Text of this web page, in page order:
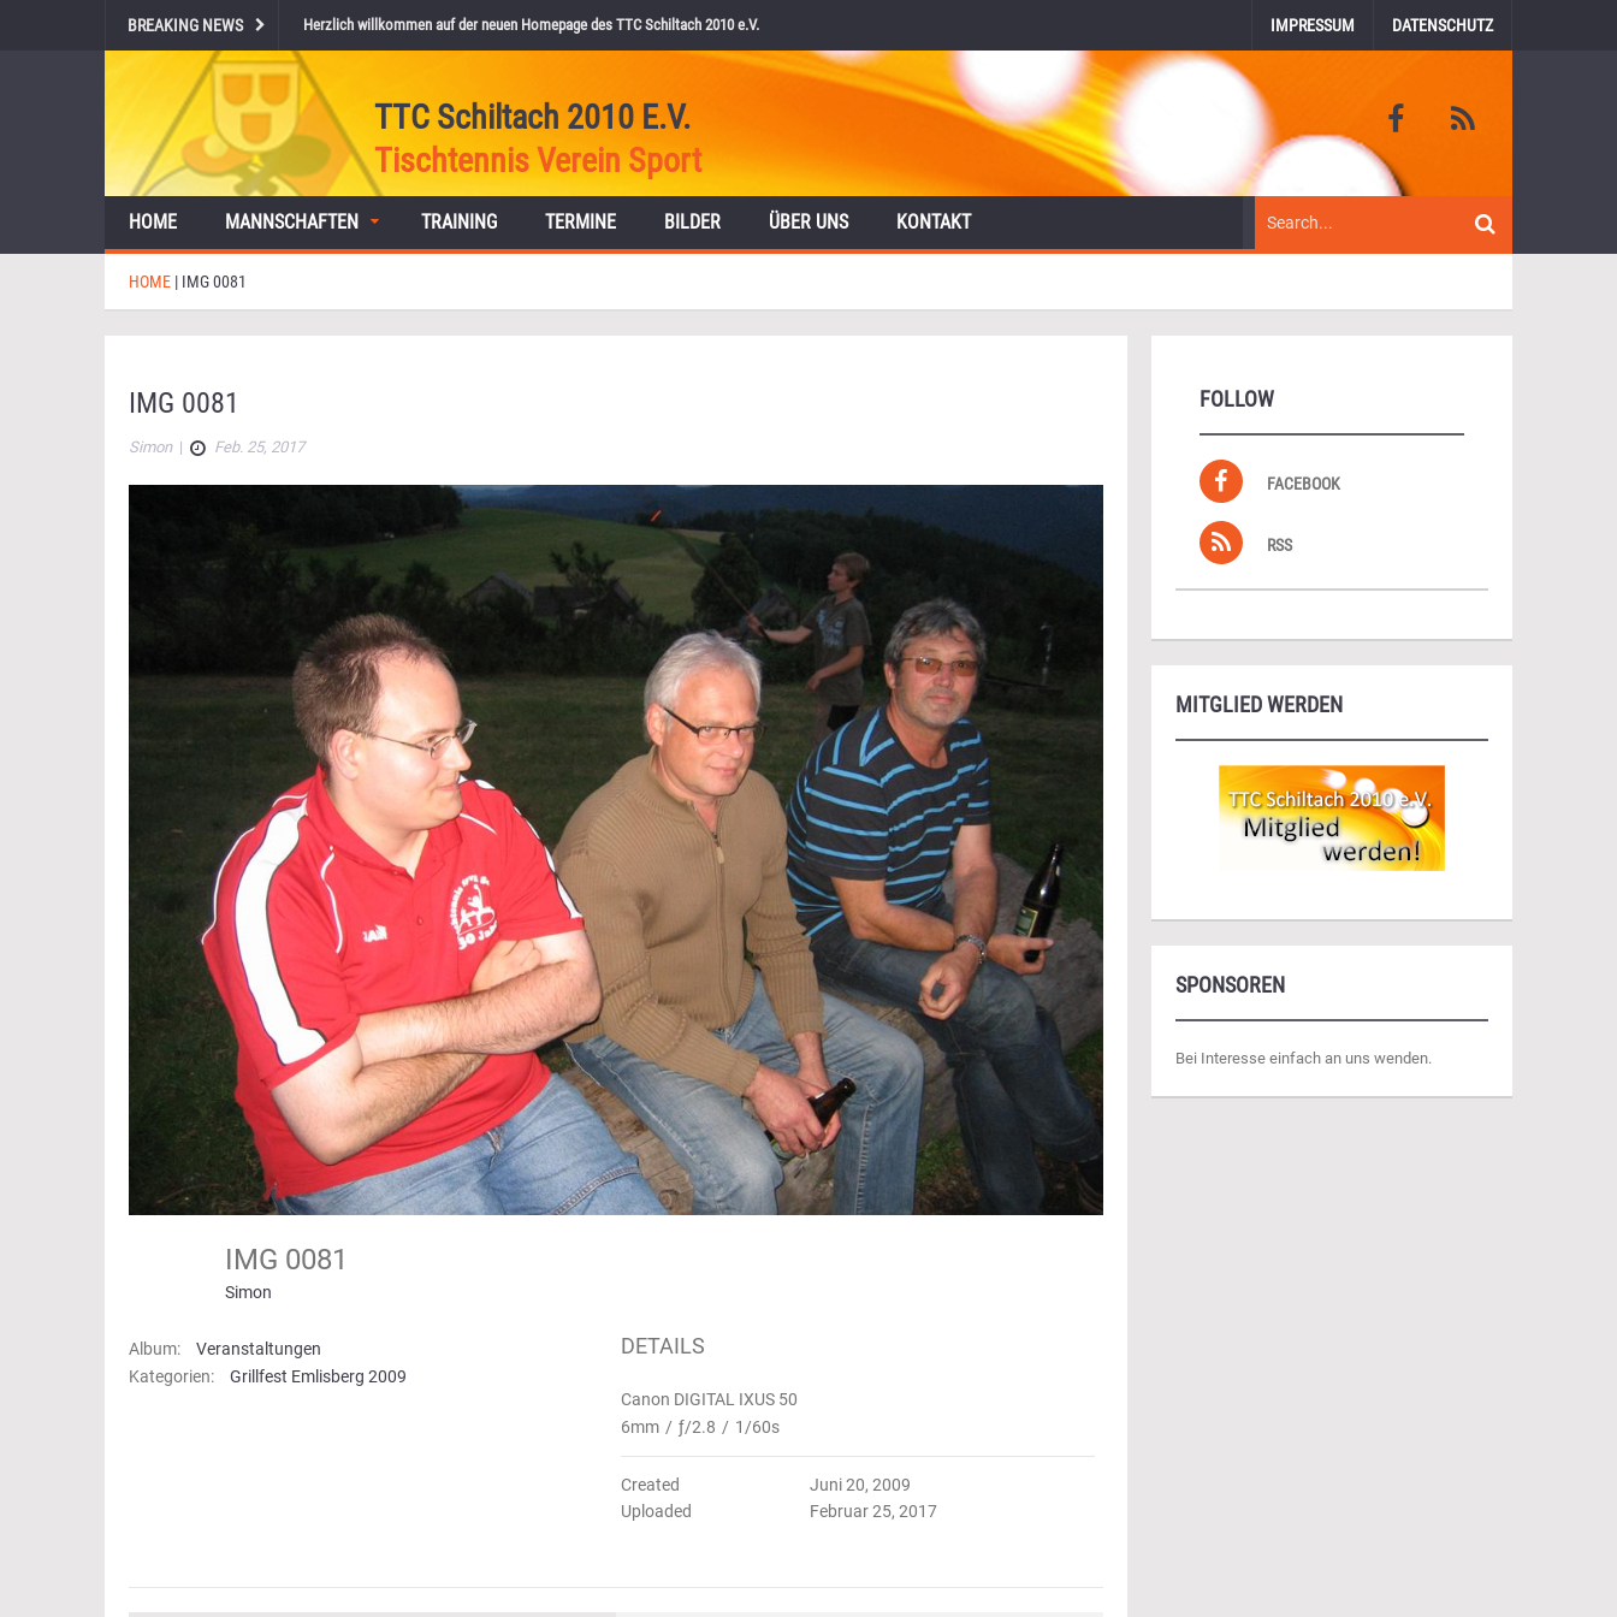
BREAKING NEWS Herzlich willkommen auf der neuen Homepage des TTC Schiltach 2010 e.V. IMPRESSUM DATENSCHUTZ
TTC Schiltach 2010 E.V.
Tischtennis Verein Sport
HOME MANNSCHAFTEN TRAINING TERMINE BILDER ÜBER UNS KONTAKT
HOME | IMG 0081
IMG 0081
Simon| Feb. 25, 2017
IMG 0081
Simon
Album:
Veranstaltungen
Kategorien:
Grillfest Emlisberg 2009
DETAILS
Canon DIGITAL IXUS 50
6mm / ƒ/2.8 / 1/60s
Created
Juni 20, 2009
Uploaded
Februar 25, 2017
FOLLOW
FACEBOOK
RSS
MITGLIED WERDEN
SPONSOREN
Bei Interesse einfach an uns wenden.